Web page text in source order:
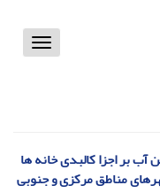
Toggle
بر اجزا کالبدی خانه ‌ها
مناطق مرکزی و جنوبی